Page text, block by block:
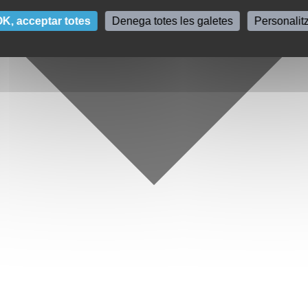
acceptar totes Denega totes les galetes